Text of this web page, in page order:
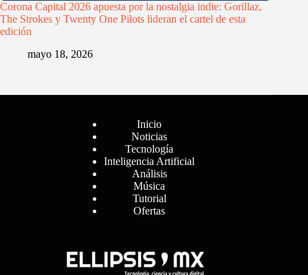
Corona Capital 2026 apuesta por la nostalgia indie: Gorillaz,
The Strokes y Twenty One Pilots lideran el cartel de esta
edición
mayo 18, 2026
Inicio
Noticias
Tecnología
Inteligencia Artificial
Análisis
Música
Tutorial
Ofertas